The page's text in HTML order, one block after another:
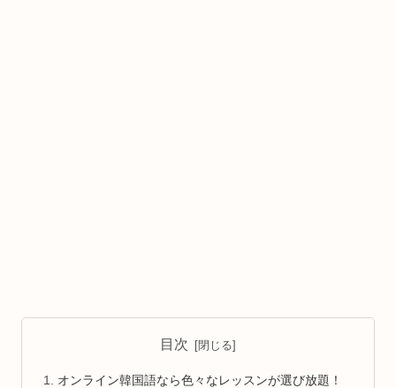
目次
オンライン韓国語なら色々なレッスンが選び放題！